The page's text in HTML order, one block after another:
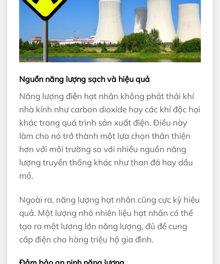
Nguồn năng lượng sạch và hiệu quả
Năng lượng điện hạt nhân không phát thải khí
nhà kính như carbon dioxide hay các khí độc hại
khác trong quá trình sản xuất điện. Điều này
làm cho nó trở thành một lựa chọn thân thiện
hơn với môi trường so với nhiều nguồn năng
lượng truyền thống khác như than đá hay dầu
mỏ.
Ngoài ra, năng lượng hạt nhân cũng cực kỳ hiệu
quả. Một lượng nhỏ nhiên liệu hạt nhân có thể
tạo ra một lượng lớn năng lượng, đủ để cung
cấp điện cho hàng triệu hộ gia đình.